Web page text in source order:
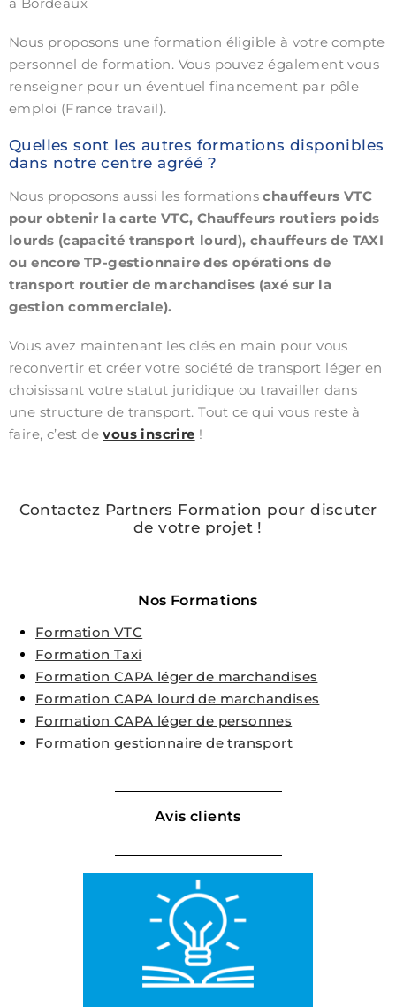
Nous proposons une formation éligible à votre compte
personnel de formation. Vous pouvez également vous
renseigner pour un éventuel financement par pôle
emploi (France travail).
Quelles sont les autres formations disponibles
dans notre centre agréé ?
Nous proposons aussi les formationschauffeurs VTC
pour obtenir la carte VTC, Chauffeurs routiers poids
lourds (capacité transport lourd), chauffeurs de TAXI
ou encore TP-gestionnaire des opérations de
transport routier de marchandises (axé sur la
gestion commerciale).
Vous avez maintenant les clés en main pour vous
reconvertir et créer votre société de transport léger en
choisissant votre statut juridique ou travailler dans
une structure de transport. Tout ce qui vous reste à
faire, c’est devous inscrire !
Contactez Partners Formation pour discuter
de votre projet !
Nos Formations
Formation VTC
Formation Taxi
Formation CAPA léger de marchandises
Formation CAPA lourd de marchandises
Formation CAPA léger de personnes
Formation gestionnaire de transport
Avis clients